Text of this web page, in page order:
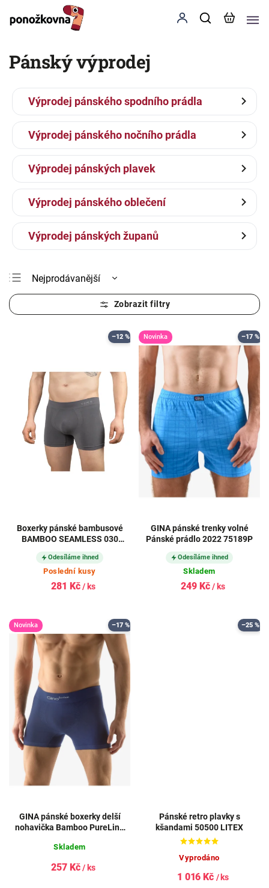
Pánský výprodej
Výprodej pánského spodního prádla
Výprodej pánského nočního prádla
Výprodej pánských plavek
Výprodej pánského oblečení
Výprodej pánských županů
Nejprodávanější
Nejlevnější
Nejdražší
–12 %
Boxerky pánské bambusové
BAMBOO SEAMLESS 030
bezešvé DARK GREY (tmavě
šedé)
Odesíláme ihned
Poslední kusy
281 Kč/ ks
Novinka –17 %
GINA pánské trenky volné
Pánské prádlo 2022 75189P
Odesíláme ihned
Skladem
249 Kč/ ks
Novinka –17 %
GINA pánské boxerky delší
nohavička Bamboo PureLine
Skladem
257 Kč/ ks
–25 %
Pánské retro plavky s
kšandami 50500 LITEX
Vyprodáno
1 016 Kč / ks